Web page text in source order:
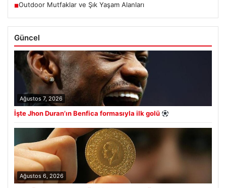
■Outdoor Mutfaklar ve Şık Yaşam Alanları
Güncel
Ağustos 7, 2026
İşte Jhon Duran’ın Benfica formasıyla ilk golü
Ağustos 6, 2026